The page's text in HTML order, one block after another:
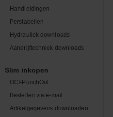
Handleidingen
Perstabellen
Hydrauliek downloads
Aandrijftechniek downloads
Slim inkopen
OCI-PunchOut
Bestellen via e-mail
Artikelgegevens downloaden